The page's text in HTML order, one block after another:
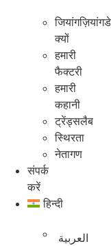
क्यों
हमारी
फैक्टरी
हमारी
कहानी
ट्रेंड्सलैब
स्थिरता
नेतागण
संपर्क
करें
हिन्दी
العربية